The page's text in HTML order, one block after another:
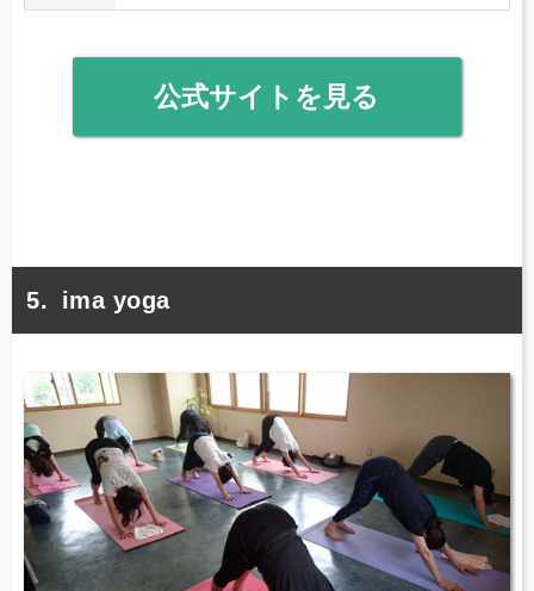
公式サイトを見る
ima yoga